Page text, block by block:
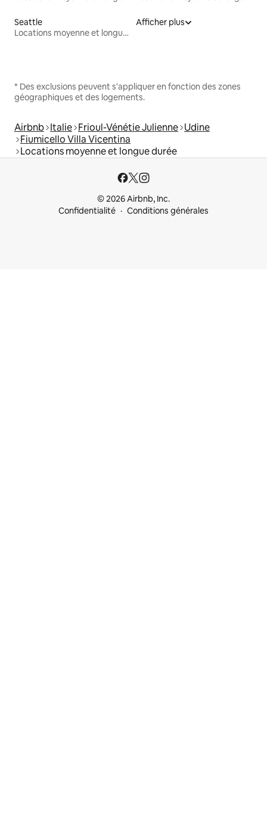
Seattle
Locations moyenne et longue durée
Afficher plus
* Des exclusions peuvent s'appliquer en fonction des zones
géographiques et des logements.
Airbnb Italie Frioul-Vénétie Julienne Udine
Fiumicello Villa Vicentina
Locations moyenne et longue durée
© 2026 Airbnb, Inc.
Confidentialité
Conditions générales